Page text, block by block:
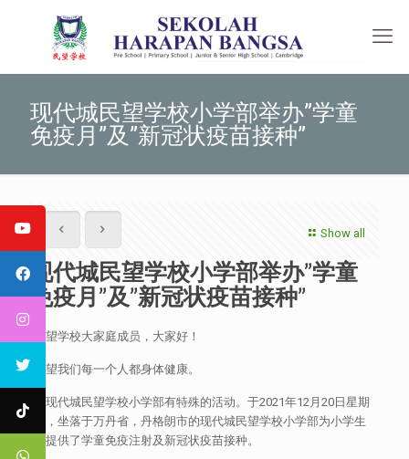
现代城民望学校小学部举办”学童
免疫月”及”新冠状疫苗接种”
Show all
现代城民望学校小学部举办”学童
免疫月”及”新冠状疫苗接种”
民望学校大家庭成员，大家好！
希望我们每一个人都身体健康。
在现代城民望学校小学部有特殊的活动。于2021年12月20日星期
一，坐落于万丹省，丹格朗市的现代城民望学校小学部为小学生
们提供了学童免疫注射及新冠状疫苗接种。